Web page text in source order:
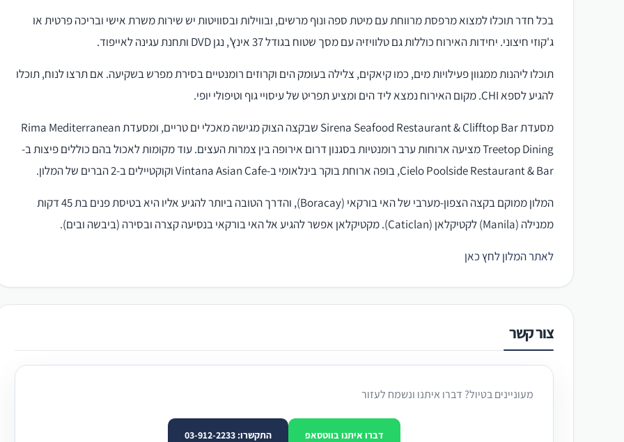
בכל חדר תוכלו למצוא מרפסת מרווחת עם מיטת ספה ונוף מרשים, ובווילות ובסוויטות יש שירות משרת אישי ובריכה פרטית או
ג'קוזי חיצוני. יחידות האירוח כוללות גם טלוויזיה עם מסך שטוח בגודל 37 אינץ’, נגן DVD ותחנת עגינה לאייפוד.
תוכלו ליהנות ממגוון פעילויות מים, כמו קיאקים, צלילה בעומק הים וקרוזים רומנטיים בסירת מפרש בשקיעה. אם תרצו לנוח, תוכלו
להגיע לספא CHI. מקום האירוח נמצא ליד הים ומציע תפריט של עיסויי גוף וטיפולי יופי.
מסעדת Sirena Seafood Restaurant & Clifftop Bar שבקצה הצוק מגישה מאכלי ים טריים, ומסעדת Rima Mediterranean
Treetop Dining מציעה ארוחות ערב רומנטיות בסגנון דרום אירופה בין צמרות העצים. עוד מקומות לאכול בהם כוללים פיצות ב-
Cielo Poolside Restaurant & Bar, בופה ארוחת בוקר בינלאומי ב-Vintana Asian Cafe וקוקטיילים ב-2 הברים של המלון.
המלון ממוקם בקצה הצפון-מערבי של האי בורקאי (Boracay), והדרך הטובה ביותר להגיע אליו היא בטיסת פנים בת 45 דקות
ממנילה (Manila) לקטיקלאן (Caticlan). מקטיקלאן אפשר להגיע אל האי בורקאי בנסיעה קצרה ובסירה (ביבשה ובים).
לאתר המלון לחץ כאן
צור קשר
מעוניינים בטיול? דברו איתנו ונשמח לעזור
דברו איתנו בווטסאפ התקשרו: 03-912-2233